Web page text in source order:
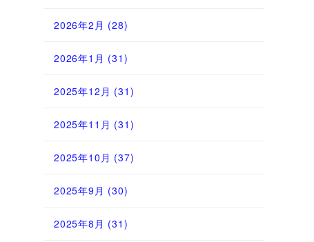
2026年2月 (28)
2026年1月 (31)
2025年12月 (31)
2025年11月 (31)
2025年10月 (37)
2025年9月 (30)
2025年8月 (31)